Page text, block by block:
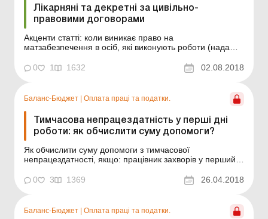
Лікарняні та декретні за цивільно-
правовими договорами
Акценти статті: коли виникає право на
матзабезпечення в осіб, які виконують роботи (надають
ЦПД); якими нормативними актами керуватися для
нарахування допомоги по вагітності та пологах і
визначати...
0 1 1632 02.08.2018
Баланс-Бюджет Оплата праці та податки.
Тимчасова непрацездатність у перші дні
роботи: як обчислити суму допомоги?
Як обчислити суму допомоги з тимчасової
непрацездатності, якщо: працівник захворів у перший
періоду працівник перебував у відпустці без
збереження зарплати і захорів на другий день після
Порядок обчисл...
0 3 1369 26.04.2018
Баланс-Бюджет Оплата праці та податки.